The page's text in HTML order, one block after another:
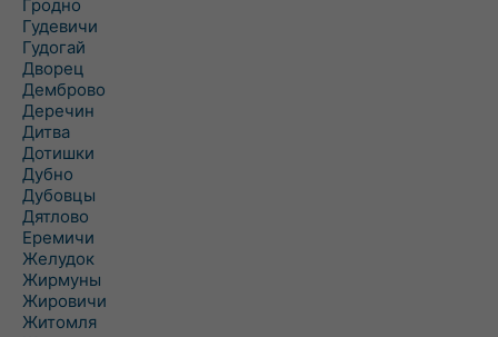
Гродно
Гудевичи
Гудогай
Дворец
Демброво
Деречин
Дитва
Дотишки
Дубно
Дубовцы
Дятлово
Еремичи
Желудок
Жирмуны
Жировичи
Житомля